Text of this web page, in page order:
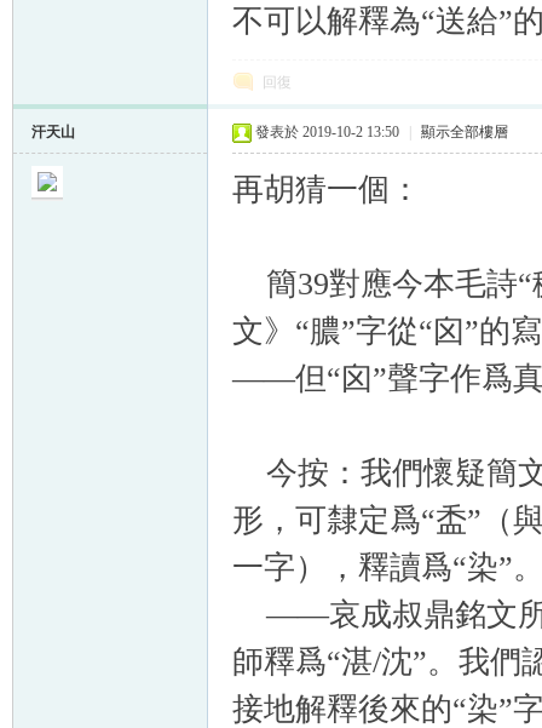
不可以解釋為“送給”
回復
汗天山 發表於 2019-10-2 13:50 顯示全部樓層
再胡猜一個：
簡39對應今本毛詩“
文》“膿”字從“囟”的
——但“囟”聲字作爲真
今按：我們懷疑簡
形，可隸定爲“盉”（
一字），釋讀爲“染”
——哀成叔鼎銘文所
師釋爲“湛/沈”。我們
接地解釋後來的“染”